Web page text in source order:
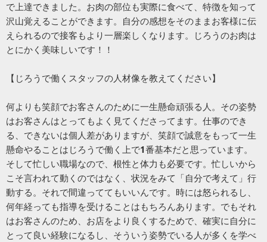
で上達できました。お肉の部位も実際に食べて、特徴を知って
沢山覚えることができます。自分の感想をそのままお客様に伝
えられるので接客もより一層楽しくなります。じろうのお肉は
とにかく美味しいです！！
【じろうで働くスタッフの人材像を教えてください】
何よりも笑顔でお客さんのために一生懸命頑張る人。その姿勢
はお客さんはとってもよく見てくださってます。仕事のでき
る、できないは個人差がありますが、笑顔で誠意をもって一生
懸命やることはじろうで働く上で1番基本だと思っています。
そして忙しい職場なので、根性と体力も必要です。忙しいから
こそ言われて動くのではなく、状況をみて「自分で考えて」行
動する。それで間違っててもいいんです。時には怒られるし、
何年経っても指導を受けることはもちろんあります。でもそれ
はお客さんのため、お店をより良くするためで、確実に自分に
とって良い経験になるし、そういう姿勢でいる人が多くを学べ